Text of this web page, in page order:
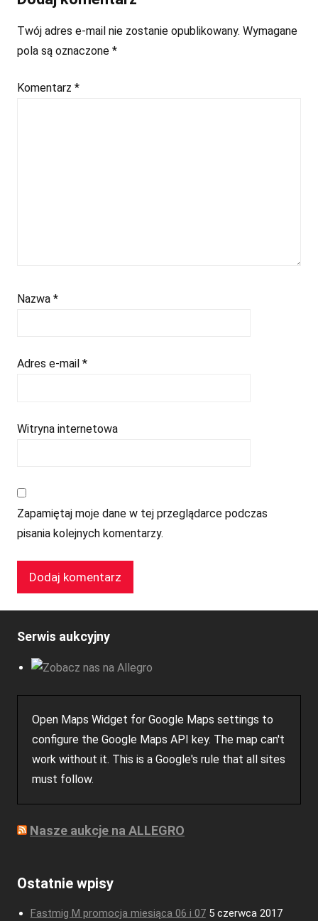
Twój adres e-mail nie zostanie opublikowany. Wymagane
pola są oznaczone *
Komentarz *
Nazwa *
Adres e-mail *
Witryna internetowa
Zapamiętaj moje dane w tej przeglądarce podczas
pisania kolejnych komentarzy.
Serwis aukcyjny
Open Maps Widget for Google Maps settings to
configure the Google Maps API key. The map can't
work without it. This is a Google's rule that all sites
must follow.
Nasze aukcje na ALLEGRO
Ostatnie wpisy
Fastmig M promocja miesiąca 06 i 07 5 czerwca 2017